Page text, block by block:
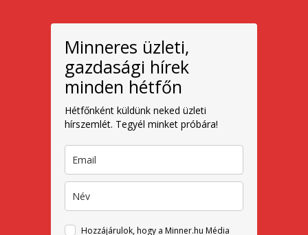
Minneres üzleti,
gazdasági hírek
minden hétfőn
Hétfőnként küldünk neked üzleti
hírszemlét. Tegyél minket próbára!
Hozzájárulok, hogy a Minner.hu Média